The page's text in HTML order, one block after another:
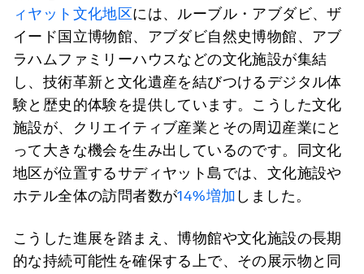
ィヤット文化地区には、ルーブル・アブダビ、ザ
イード国立博物館、アブダビ自然史博物館、アブ
ラハムファミリーハウスなどの文化施設が集結
し、技術革新と文化遺産を結びつけるデジタル体
験と歴史的体験を提供しています。こうした文化
施設が、クリエイティブ産業とその周辺産業にと
って大きな機会を生み出しているのです。同文化
地区が位置するサディヤット島では、文化施設や
ホテル全体の訪問者数が14%増加 しました。
こうした進展を踏まえ、博物館や文化施設の長期
的な持続可能性を確保する上で、その展示物と同